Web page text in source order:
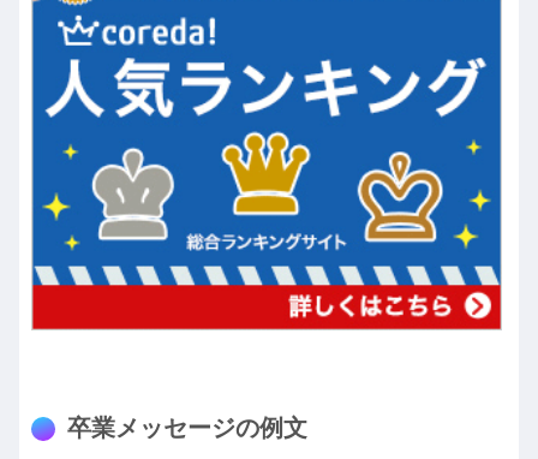
卒業メッセージの例文